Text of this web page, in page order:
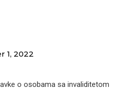
1, 2022
o osobama sa invaliditetom